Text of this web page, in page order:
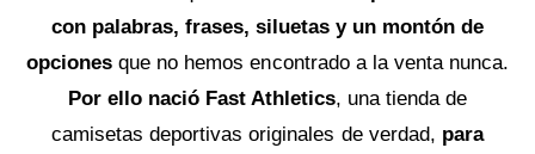
con palabras, frases, siluetas y un montón de
opciones que no hemos encontrado a la venta nunca.
Por ello nació Fast Athletics, una tienda de
camisetas deportivas originales de verdad, para